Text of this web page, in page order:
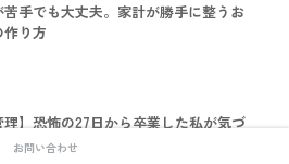
苦手でも大丈夫。家計が勝手に整うお
り方
】恐怖の27日から卒業した私が気づ
が勝手に回り出す最初の一歩
お問い合わせ